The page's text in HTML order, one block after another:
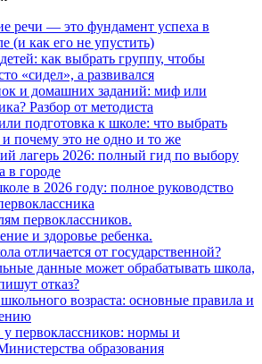
речи — это фундамент успеха в
(и как его не упустить)
как выбрать группу, чтобы
«сидел», а развивался
и домашних заданий: миф или
Разбор от методиста
подготовка к школе: что выбрать
и почему это не одно и то же
лагерь 2026: полный гид по выбору
в городе
в 2026 году: полное руководство
первоклассников.
и здоровье ребенка.
отличается от государственной?
данные может обрабатывать школа,
отказ?
возраста: основные правила и
у первоклассников: нормы и
образования